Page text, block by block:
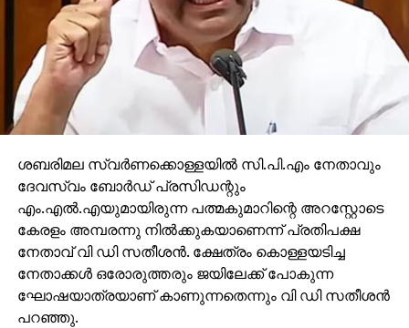
ശബരിമല സ്വര്‍ണക്കൊള്ളയില്‍ സി.പി.എം നേതാവും
ദേവസ്വം ബോര്‍ഡ് പ്രസിഡന്റും
എം.എല്‍.എയുമായിരുന്ന പത്മകുമാറിന്റെ അറസ്റ്റോടെ
കേരളം അമ്പരന്നു നില്‍ക്കുകയാണെന്ന് പ്രതിപക്ഷ
നേതാവ് വി ഡി സതീശന്‍. ക്ഷേത്രം കൊള്ളയടിച്ച
നേതാക്കള്‍ ഒരോരുത്തരും ജയിലേക്ക് പോകുന്ന
ഘോഷയാത്രയാണ് കാണുന്നതെന്നും വി ഡി സതീശന്‍
പറഞ്ഞു.